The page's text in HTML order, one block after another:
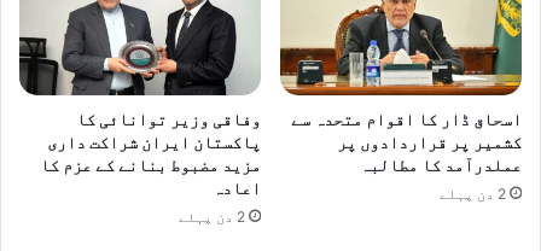
اسحاق ڈار کا اقوام متحدہ سے
کشمیر پر قراردادوں پر
عملدرآمد کا مطالبہ
2 دن پہلے
وفاقی وزیر توانائی کا
پاکستان ایران شراکت داری
مزید مضبوط بنانے کے عزم کا
اعادہ
2 دن پہلے